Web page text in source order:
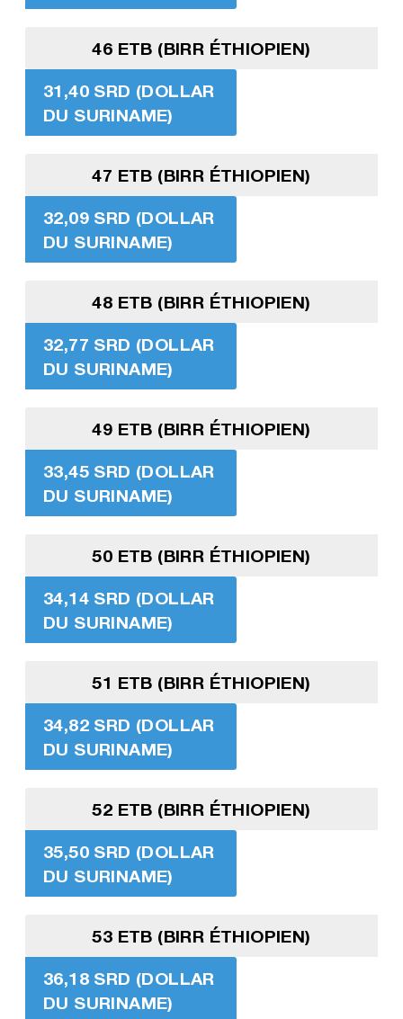
46 ETB (BIRR ÉTHIOPIEN)
31,40 SRD (DOLLAR
DU SURINAME)
47 ETB (BIRR ÉTHIOPIEN)
32,09 SRD (DOLLAR
DU SURINAME)
48 ETB (BIRR ÉTHIOPIEN)
32,77 SRD (DOLLAR
DU SURINAME)
49 ETB (BIRR ÉTHIOPIEN)
33,45 SRD (DOLLAR
DU SURINAME)
50 ETB (BIRR ÉTHIOPIEN)
34,14 SRD (DOLLAR
DU SURINAME)
51 ETB (BIRR ÉTHIOPIEN)
34,82 SRD (DOLLAR
DU SURINAME)
52 ETB (BIRR ÉTHIOPIEN)
35,50 SRD (DOLLAR
DU SURINAME)
53 ETB (BIRR ÉTHIOPIEN)
36,18 SRD (DOLLAR
DU SURINAME)